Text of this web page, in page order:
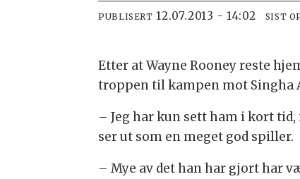
PUBLISERT 12.07.2013 - 14:02 SIST
Etter at Wayne Rooney reste
troppen til kampen mot Singha
– Jeg har kun sett ham i kort
ser ut som en meget god spiller.
– Mye av det han har gjort har